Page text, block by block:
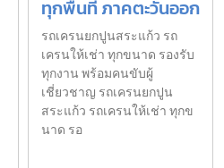
ทุกพื้นที่ ภาคตะวันออก
รถเครนยกปูนสระแก้ว รถ
เครนให้เช่า ทุกขนาด รองรับ
ทุกงาน พร้อมคนขับผู้
เชี่ยวชาญ รถเครนยกปูน
สระแก้ว รถเครนให้เช่า ทุกข
นาด รอ